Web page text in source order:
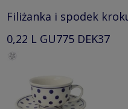
Filiżanka i spodek
0,22 L GU775 DEK37